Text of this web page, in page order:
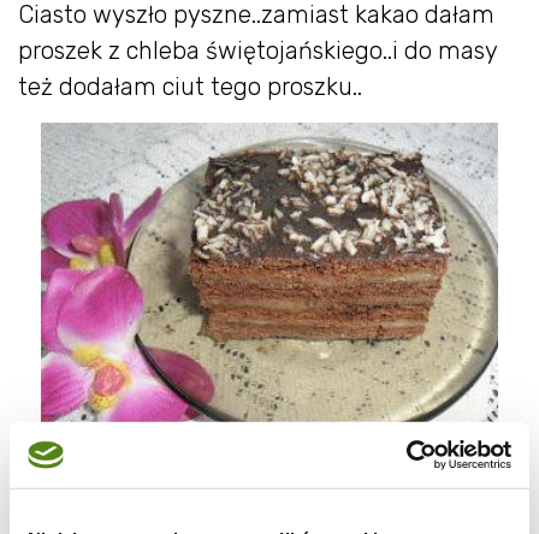
Ciasto wyszło pyszne..zamiast kakao dałam
proszek z chleba świętojańskiego..i do masy
też dodałam ciut tego proszku..